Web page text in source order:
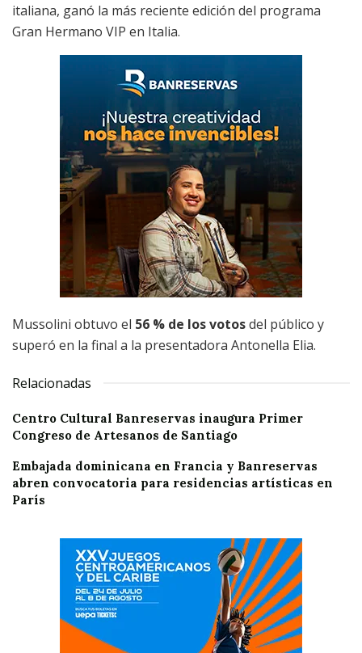
italiana, ganó la más reciente edición del programa
Gran Hermano VIP en Italia.
Mussolini obtuvo el 56 % de los votosdel público y
superó en la final a la presentadora Antonella Elia.
Relacionadas
Centro Cultural Banreservas inaugura Primer
Congreso de Artesanos de Santiago
Embajada dominicana en Francia y Banreservas
abren convocatoria para residencias artísticas en
París